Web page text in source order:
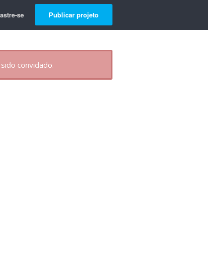
se Publicar projeto
convidado.